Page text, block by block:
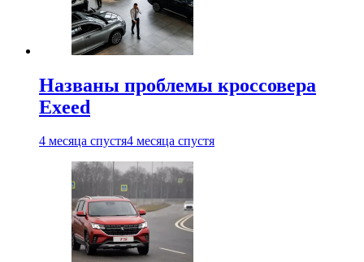
Названы проблемы кроссовера
Exeed
4 месяца спустя4 месяца спустя